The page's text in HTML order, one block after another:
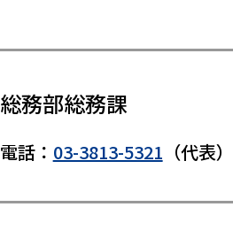
総務部総務課
電話： 03-3813-5321 （代表）